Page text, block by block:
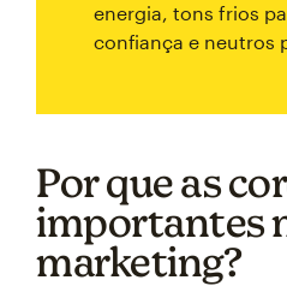
energia, tons frios
confiança e neutros
Por que as
importantes
marketing?